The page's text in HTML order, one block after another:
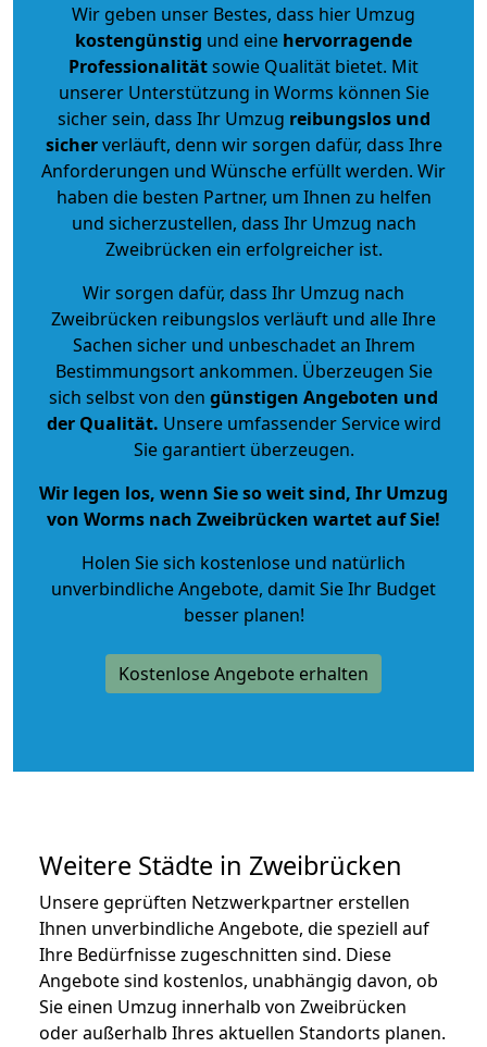
Wir geben unser Bestes, dass hier Umzug
kostengünstig und eine hervorragende
Professionalitätsowie Qualität bietet. Mit
unserer Unterstützung in Worms können Sie
sicher sein, dass Ihr Umzug reibungslos und
sicherverläuft, denn wir sorgen dafür, dass Ihre
Anforderungen und Wünsche erfüllt werden. Wir
haben die besten Partner, um Ihnen zu helfen
und sicherzustellen, dass Ihr Umzug nach
Zweibrücken ein erfolgreicher ist.
Wir sorgen dafür, dass Ihr Umzug nach
Zweibrücken reibungslos verläuft und alle Ihre
Sachen sicher und unbeschadet an Ihrem
Bestimmungsort ankommen. Überzeugen Sie
sich selbst von den günstigen Angeboten und
der Qualität. Unsere umfassender Service wird
Sie garantiert überzeugen.
Wir legen los, wenn Sie so weit sind, Ihr Umzug
von Worms nach Zweibrücken wartet auf Sie!
Holen Sie sich kostenlose und natürlich
unverbindliche Angebote, damit Sie Ihr Budget
besser planen!
Kostenlose Angebote erhalten
Weitere Städte in Zweibrücken
Unsere geprüften Netzwerkpartner erstellen
Ihnen unverbindliche Angebote, die speziell auf
Ihre Bedürfnisse zugeschnitten sind. Diese
Angebote sind kostenlos, unabhängig davon, ob
Sie einen Umzug innerhalb von Zweibrücken
oder außerhalb Ihres aktuellen Standorts planen.